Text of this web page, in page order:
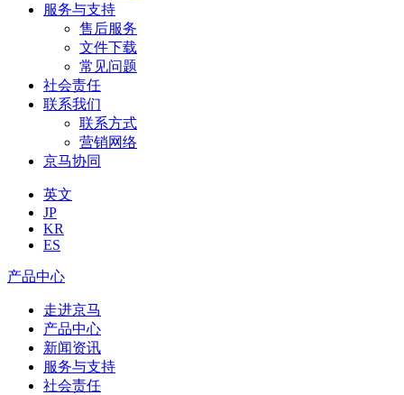
服务与支持
售后服务
文件下载
常见问题
社会责任
联系我们
联系方式
营销网络
京马协同
英文
JP
KR
ES
产品中心
走进京马
产品中心
新闻资讯
服务与支持
社会责任